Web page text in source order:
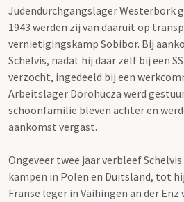
Judendurchgangslager Westerbork
1943 werden zij van daaruit op
vernietigingskamp Sobibor. Bij
Schelvis, nadat hij daar zelf bij een
verzocht, ingedeeld bij een
Arbeitslager Dorohucza werd
schoonfamilie bleven achter en
aankomst vergast.
Ongeveer twee jaar verbleef
kampen in Polen en Duitsland, tot
Franse leger in Vaihingen an der